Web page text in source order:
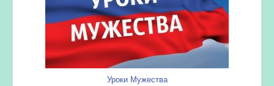
Уроки Мужества